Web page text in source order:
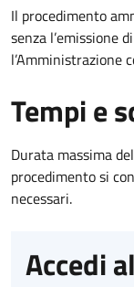
Il procedimento
senza l’emissione
l’Amministrazione
Tempi e
Durata massima
procedimento si
necessari.
Accedi